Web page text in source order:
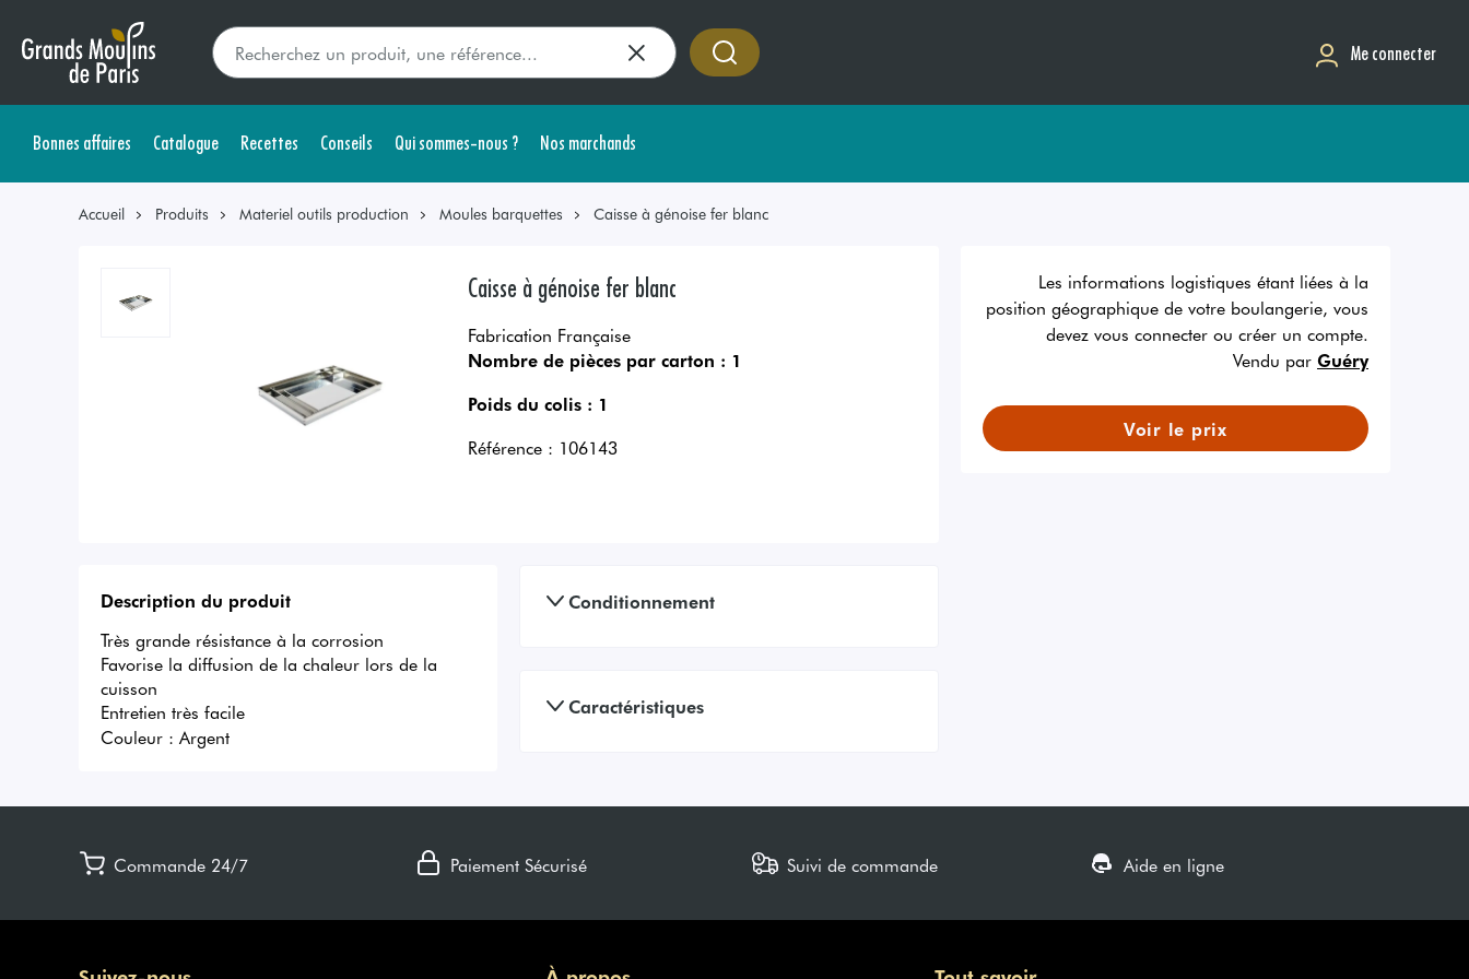
Me connecter
Bonnes affaires Catalogue Recettes Conseils Qui sommes-nous ? Nos marchands
Accueil Produits Materiel outils production Moules barquettes Caisse à génoise fer blanc
Caisse à génoise fer blanc
Fabrication Française
Nombre de pièces par carton : 1
Poids du colis : 1
Référence : 106143
Les informations logistiques étant liées à la
position géographique de votre boulangerie, vous
devez vous connecter ou créer un compte.
Vendu par Guéry
Voir le prix
Description du produit
Très grande résistance à la corrosion
Favorise la diffusion de la chaleur lors de la
cuisson
Entretien très facile
Couleur : Argent
Conditionnement
Caractéristiques
Commande 24/7 Paiement Sécurisé Suivi de commande Aide en ligne